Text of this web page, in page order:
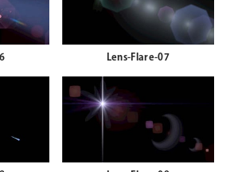
Lens-Flare-05
Lens-Flare-07